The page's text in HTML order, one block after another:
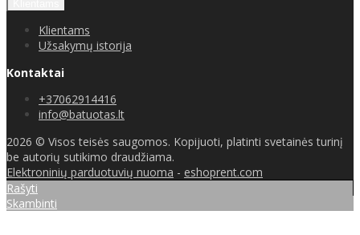
Klientams
Užsakymų istorija
Kontaktai
+37062914416
info@batuotas.lt
2026 © Visos teisės saugomos. Kopijuoti, platinti svetainės turinį
be autorių sutikimo draudžiama.
Elektroninių parduotuvių nuoma - eshoprent.com
Rašyti
Skambinti